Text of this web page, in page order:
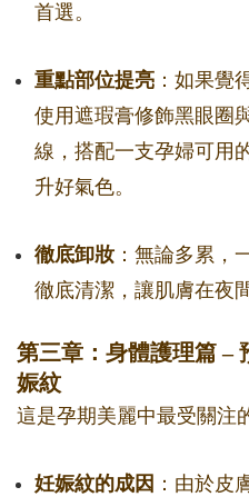
首選。
重點部位提亮 ：如果覺
使用遮瑕膏修飾黑眼圈
線，搭配一支孕婦可用
升好氣色。
徹底卸妝 ：無論多累，
徹底清潔，讓肌膚在夜
第三章：身體護理篇 –
娠紋
這是孕期美麗中最受關注
妊娠紋的成因 ：由於皮